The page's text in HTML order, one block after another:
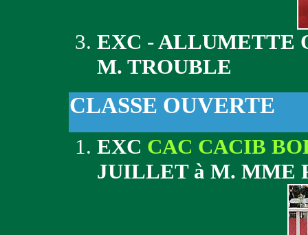
EXC - ALLUMETTE
M. TROUBLE
CLASSE OUVERTE
EXC CAC CACIB
JUILLET à M. MME